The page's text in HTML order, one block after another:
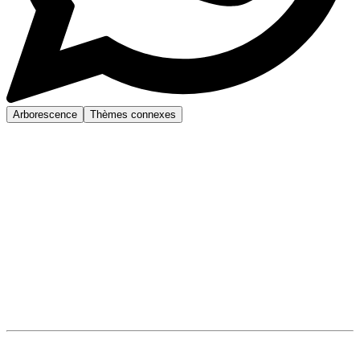
Arborescence Thèmes connexes